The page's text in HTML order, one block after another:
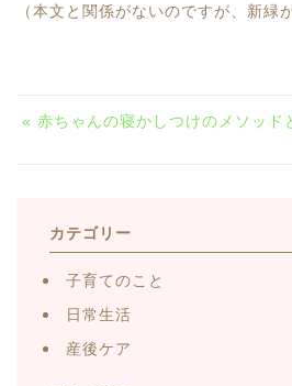
（本文と関係がないのですが、新
« 赤ちゃんの寝かしつけのメソッド
カテゴリー
子育てのこと
日常生活
産後ケア